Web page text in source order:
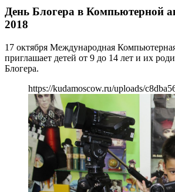
День Блогера в Компьютерной
2018
17 октября Международная
приглашает детей от 9 до 14 лет и их
Блогера.
https://kudamoscow.ru/uploads/